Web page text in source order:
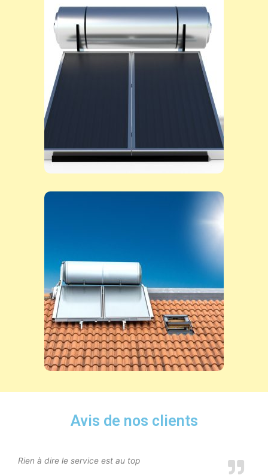
Avis de nos clients
Rien à dire le service est au top